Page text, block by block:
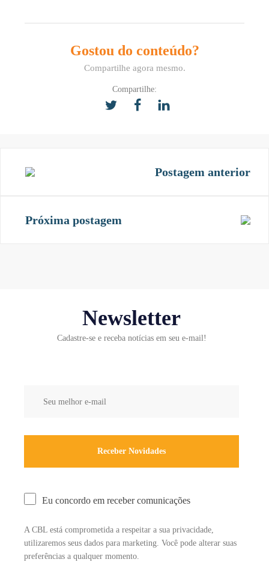
Gostou do conteúdo?
Compartilhe agora mesmo.
Compartilhe:
Postagem anterior
Próxima postagem
Newsletter
Cadastre-se e receba notícias em seu e-mail!
Eu concordo em receber comunicações
A CBL está comprometida a respeitar a sua privacidade,
utilizaremos seus dados para marketing. Você pode alterar suas
preferências a qualquer momento.